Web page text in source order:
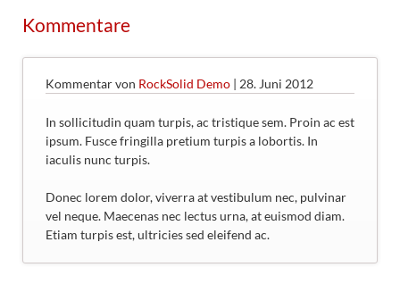
Kommentare
Kommentar von RockSolid Demo| 28. Juni 2012
In sollicitudin quam turpis, ac tristique sem. Proin ac est
ipsum. Fusce fringilla pretium turpis a lobortis. In
iaculis nunc turpis.
Donec lorem dolor, viverra at vestibulum nec, pulvinar
vel neque. Maecenas nec lectus urna, at euismod diam.
Etiam turpis est, ultricies sed eleifend ac.